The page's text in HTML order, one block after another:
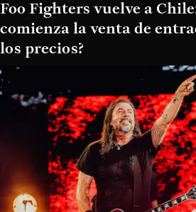
Foo Fighters vuelve a
comienza la venta de
los precios?